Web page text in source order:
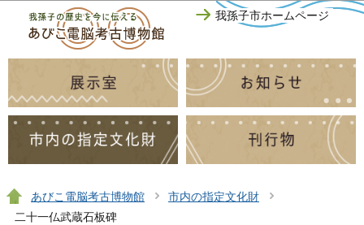
このページの本文へ移動我孫子市ホームページ
あびこ電脳考古博物館
市内の指定文化財
二十一仏武蔵石板碑